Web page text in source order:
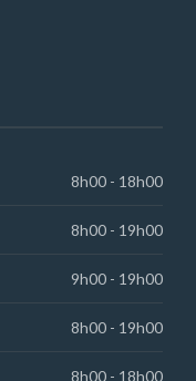
8h00 - 18h00
8h00 - 19h00
9h00 - 19h00
8h00 - 19h00
8h00 - 18h00